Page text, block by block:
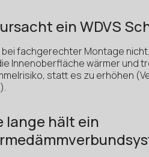
ein WDVS
bei fachgerechter Montage
Innenoberfläche wärmer und
statt es zu erhöhen
lange hält ein